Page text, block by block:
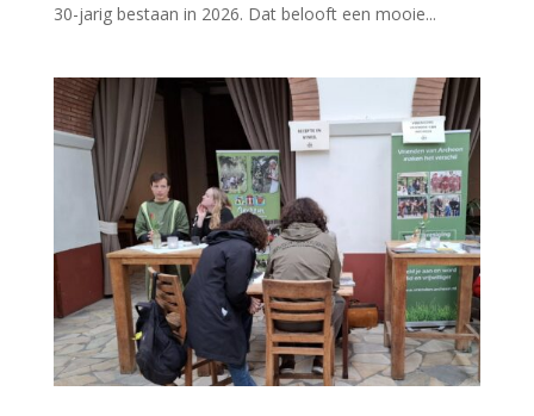
30-jarig bestaan in 2026. Dat belooft een mooie...